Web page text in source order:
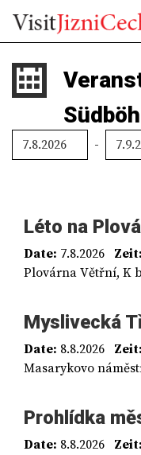
-
Léto na
Date: 7.8.2026 Zeit:
Plovárna Větřní, K
Myslivecká
Date: 8.8.2026 Zeit:
Masarykovo
Prohlídka
Date: 8.8.2026 Zeit: